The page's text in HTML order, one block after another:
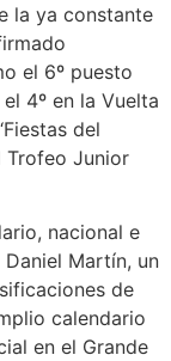
la ya constante
el 6º puesto
4º en la Vuelta
del
Trofeo Junior
nacional e
Martín, un
de
calendario
en el Grande